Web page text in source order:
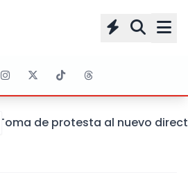
Toma de protesta al nuevo